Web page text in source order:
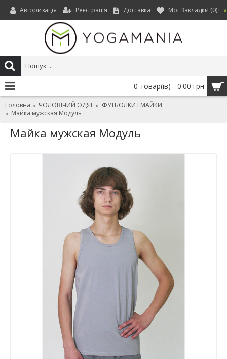
UAH ∨
Авторизація Реєстрація Доставка Мої Закладки (0)
0 товар(ів) - 0.00 грн
Головна ЧОЛОВІЧИЙ ОДЯГ
ФУТБОЛКИ І МАЙКИ
Майка мужская Модуль
Майка мужская Модуль